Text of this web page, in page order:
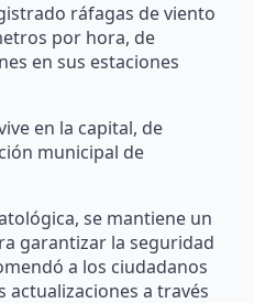
ráfagas de viento
por hora, de
en sus estaciones
en la capital, de
municipal de
se mantiene un
garantizar la seguridad
a los ciudadanos
actualizaciones a través